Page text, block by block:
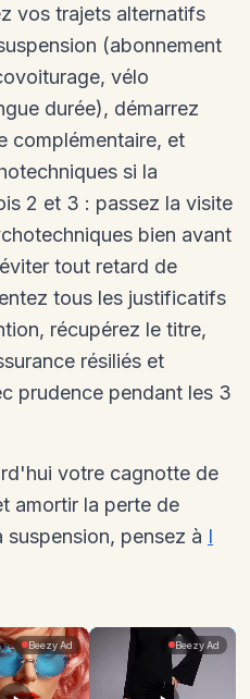
vos trajets alternatifs
(abonnement
vélo
durée), démarrez
complémentaire, et
si la
2 et 3 : passez la visite
bien avant
tout retard de
tous les justificatifs
récupérez le titre,
résiliés et
prudence pendant les 3
votre cagnotte de
amortir la perte de
pensez à I